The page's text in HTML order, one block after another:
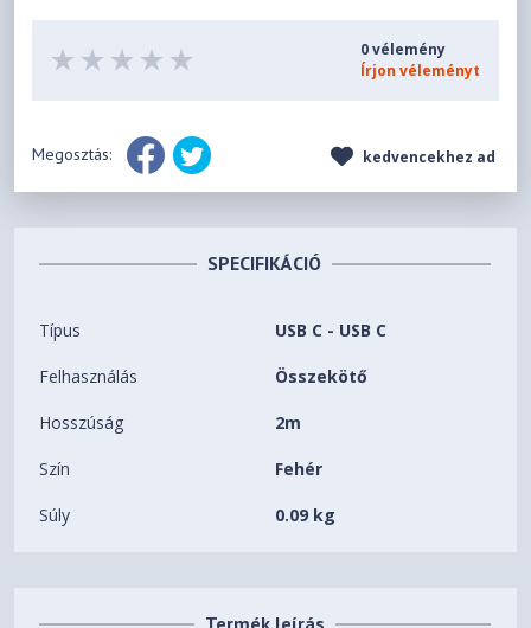
0 vélemény
Írjon véleményt
Megosztás: kedvencekhez ad
SPECIFIKÁCIÓ
Típus USB C - USB C
Felhasználás Összekötő
Hosszúság 2m
Szín Fehér
Súly 0.09 kg